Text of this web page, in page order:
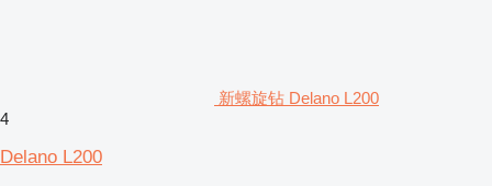
新螺旋钻 Delano L200
4
Delano L200